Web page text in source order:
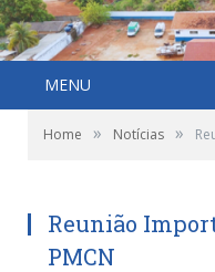
MENU
Home » Notícias »
Reunião
PMCN